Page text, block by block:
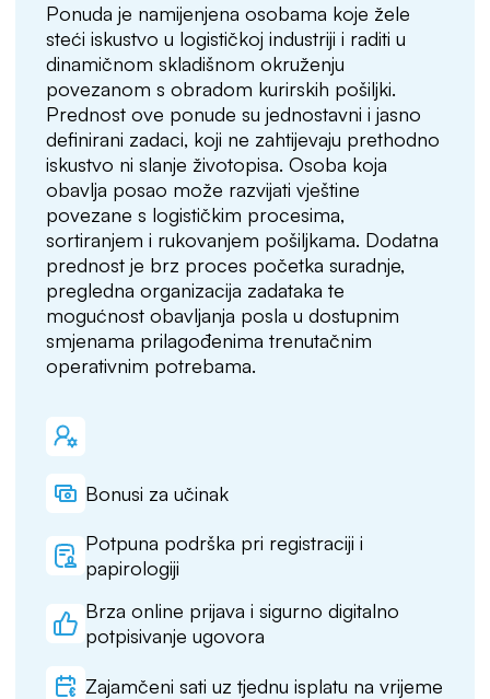
Ponuda je namijenjena osobama koje žele
steći iskustvo u logističkoj industriji i raditi u
dinamičnom skladišnom okruženju
povezanom s obradom kurirskih pošiljki.
Prednost ove ponude su jednostavni i jasno
definirani zadaci, koji ne zahtijevaju prethodno
iskustvo ni slanje životopisa. Osoba koja
obavlja posao može razvijati vještine
povezane s logističkim procesima,
sortiranjem i rukovanjem pošiljkama. Dodatna
prednost je brz proces početka suradnje,
pregledna organizacija zadataka te
mogućnost obavljanja posla u dostupnim
smjenama prilagođenima trenutačnim
operativnim potrebama.
Bonusi za učinak
Potpuna podrška pri registraciji i
papirologiji
Brza online prijava i sigurno digitalno
potpisivanje ugovora
Zajamčeni sati uz tjednu isplatu na vrijeme